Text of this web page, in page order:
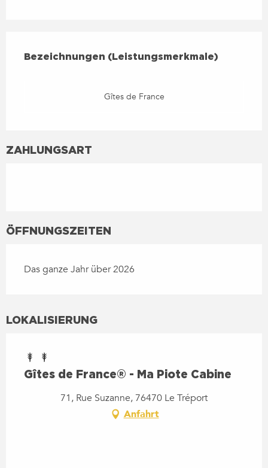
BEZEICHNUNGEN (LEISTUNGSMERKMALE)
Bezeichnungen (Leistungsmerkmale)
Gîtes de France
ZAHLUNGSART
ÖFFNUNGSZEITEN
Das ganze Jahr über 2026
LOKALISIERUNG
Gîtes de France® - Ma Piote Cabine
71, Rue Suzanne, 76470 Le Tréport
Anfahrt